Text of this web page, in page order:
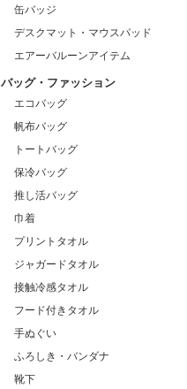
缶バッジ
デスクマット・マウスパッド
エアーバルーンアイテム
バッグ・ファッション
エコバッグ
帆布バッグ
トートバッグ
保冷バッグ
推し活バッグ
巾着
プリントタオル
ジャガードタオル
接触冷感タオル
フード付きタオル
手ぬぐい
ふろしき・バンダナ
靴下